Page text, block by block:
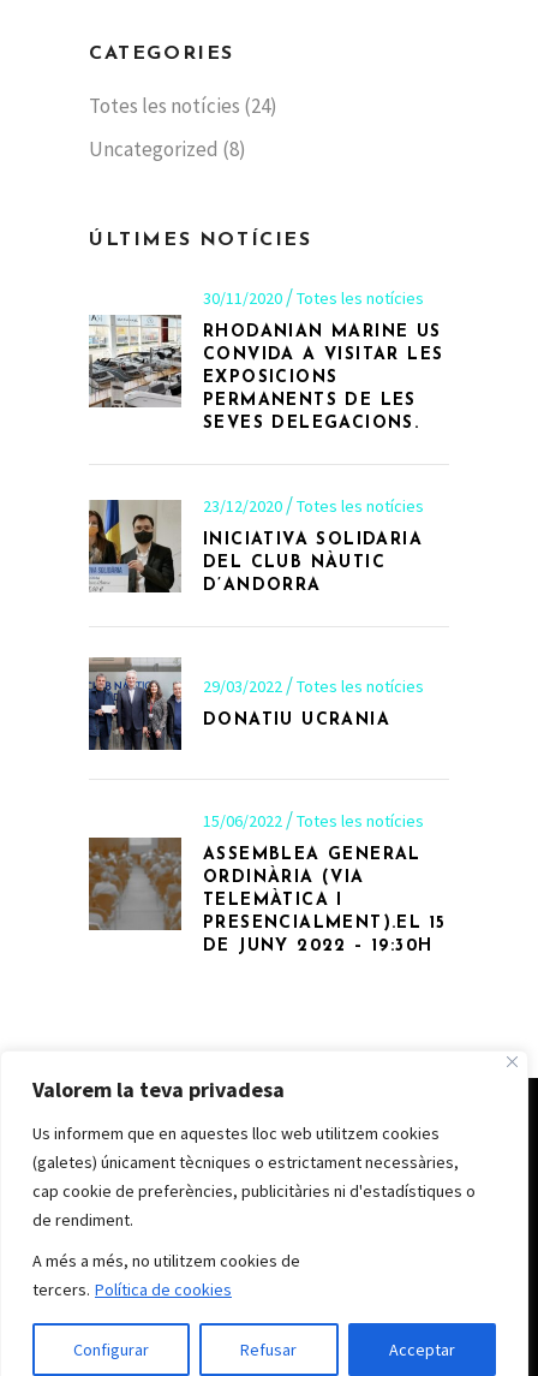
Valorem la teva privadesa
Us informem que en aquestes lloc web utilitzem cookies
(galetes) únicament tècniques o estrictament necessàries,
cap cookie de preferències, publicitàries ni d'estadístiques o
de rendiment.
A més a més, no utilitzem cookies de
tercers. Política de cookies
Configurar Refusar Acceptar
CATEGORIES
Totes les notícies (24)
Uncategorized (8)
ÚLTIMES NOTÍCIES
30/11/2020 Totes les notícies
RHODANIAN MARINE US
CONVIDA A VISITAR LES
EXPOSICIONS
PERMANENTS DE LES
SEVES DELEGACIONS.
23/12/2020 Totes les notícies
INICIATIVA SOLIDARIA
DEL CLUB NÀUTIC
D’ANDORRA
29/03/2022 Totes les notícies
DONATIU UCRANIA
15/06/2022 Totes les notícies
ASSEMBLEA GENERAL
ORDINÀRIA (VIA
TELEMÀTICA I
PRESENCIALMENT).EL 15
DE JUNY 2022 – 19:30H
© CLUB NÀUTIC D’ANDORRA 2022
Avís legal|Política de cookes|Política de
privacitat
(+376) 869 125